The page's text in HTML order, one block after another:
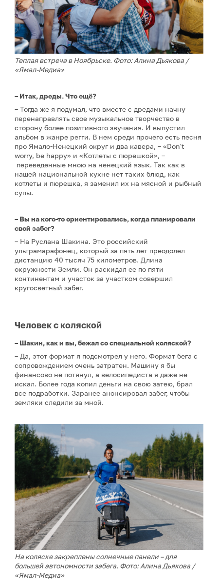
Теплая встреча в Ноябрьске. Фото: Алина Дьякова /
«Ямал-Медиа»
– Итак, дреды. Что ещё?
– Тогда же я подумал, что вместе с дредами начну
перенаправлять свое музыкальное творчество в
сторону более позитивного звучания. И выпустил
альбом в жанре регги. В нем среди прочего есть песня
про Ямало-Ненецкий округ и два кавера, – «Don't
worry, be happy» и «Котлеты с пюрешкой», –
переведенные мною на ненецкий язык. Так как в
нашей национальной кухне нет таких блюд, как
котлеты и пюрешка, я заменил их на мясной и рыбный
супы.
– Вы на кого-то ориентировались, когда планировали
свой забег?
– На Руслана Шакина. Это российский
ультрамарафонец, который за пять лет преодолел
дистанцию 40 тысяч 75 километров. Длина
окружности Земли. Он раскидал ее по пяти
континентам и участок за участком совершил
кругосветный забег.
Человек с коляской
– Шакин, как и вы, бежал со специальной коляской?
– Да, этот формат я подсмотрел у него. Формат бега с
сопровождением очень затратен. Машину я бы
финансово не потянул, а велосипедиста я даже не
искал. Более года копил деньги на свою затею, брал
все подработки. Заранее анонсировал забег, чтобы
земляки следили за мной.
На коляске закреплены солнечные панели – для
большей автономности забега. Фото: Алина Дьякова /
«Ямал-Медиа»